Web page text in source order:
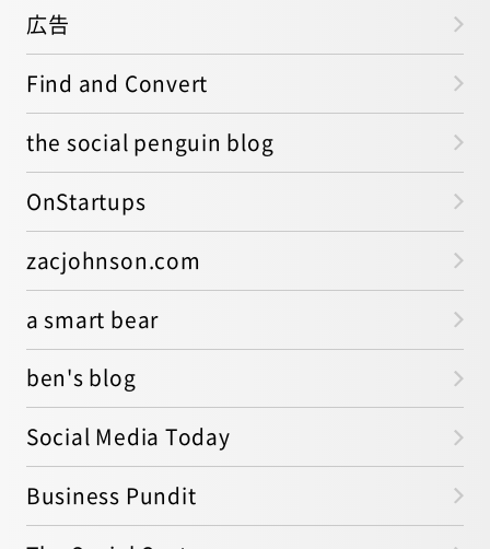
広告
Find and Convert
the social penguin blog
OnStartups
zacjohnson.com
a smart bear
ben's blog
Social Media Today
Business Pundit